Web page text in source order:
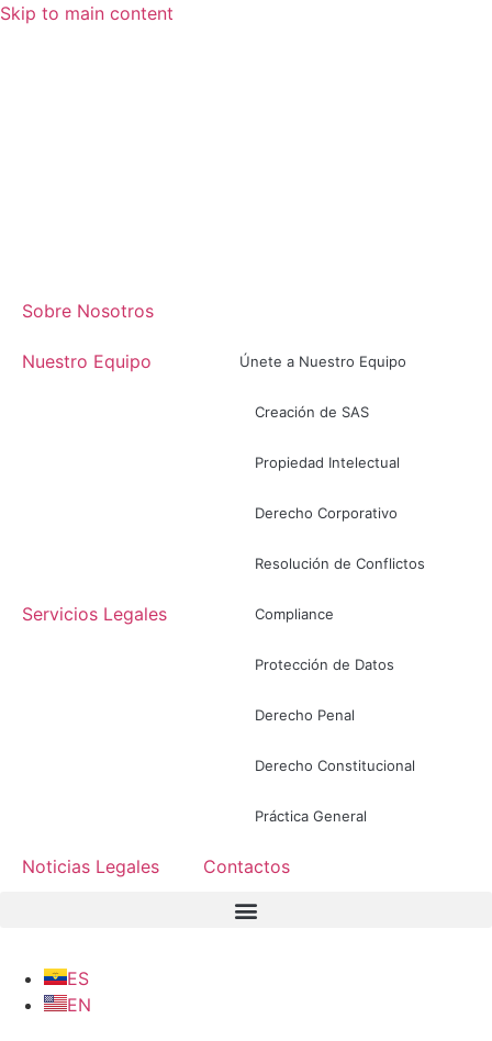
Skip to main content
Sobre Nosotros
Nuestro Equipo Únete a Nuestro Equipo
Servicios Legales
Creación de SAS
Propiedad Intelectual
Derecho Corporativo
Resolución de Conflictos
Compliance
Protección de Datos
Derecho Penal
Derecho Constitucional
Práctica General
Noticias Legales Contactos
ES
EN